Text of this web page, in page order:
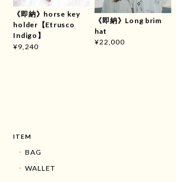
《即納》horse key
holder【Etrusco
Indigo】
¥9,240
《即納》Long brim
hat
¥22,000
ITEM
BAG
WALLET